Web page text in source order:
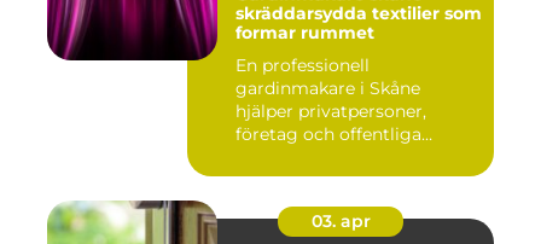
skräddarsydda textilier som
formar rummet
En professionell
gardinmakare i Skåne
hjälper privatpersoner,
företag och offentliga
03. apr